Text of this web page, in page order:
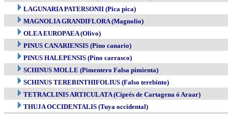
LAGUNARIA PATERSONII (Pica pica)
MAGNOLIA GRANDIFLORA (Magnolio)
OLEA EUROPAEA (Olivo)
PINUS CANARIENSIS (Pino canario)
PINUS HALEPENSIS (Pino carrasco)
SCHINUS MOLLE (Pimentero Falsa pimienta)
SCHINUS TEREBINTHIFOLIUS (Falso terebinto)
TETRACLINIS ARTICULATA (Ciprés de Cartagena ó Araar)
THUJA OCCIDENTALIS (Tuya occidental)